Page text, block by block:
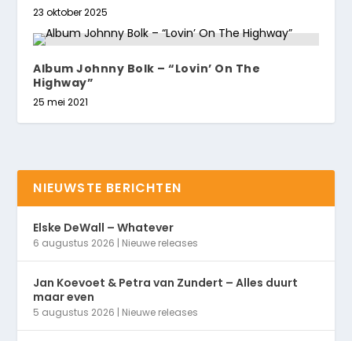
23 oktober 2025
Album Johnny Bolk – “Lovin’ On The
Highway”
25 mei 2021
NIEUWSTE BERICHTEN
Elske DeWall – Whatever
6 augustus 2026 | Nieuwe releases
Jan Koevoet & Petra van Zundert – Alles duurt
maar even
5 augustus 2026 | Nieuwe releases